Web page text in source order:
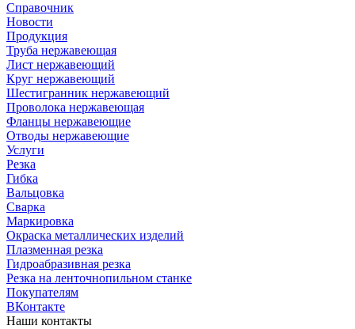
Справочник
Новости
Продукция
Труба нержавеющая
Лист нержавеющий
Круг нержавеющий
Шестигранник нержавеющий
Проволока нержавеющая
Фланцы нержавеющие
Отводы нержавеющие
Услуги
Резка
Гибка
Вальцовка
Сварка
Маркировка
Окраска металлических изделий
Плазменная резка
Гидроабразивная резка
Резка на ленточнопильном станке
Покупателям
ВКонтакте
Наши контакты